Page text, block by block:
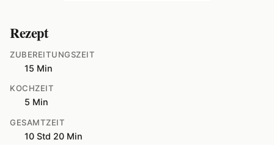
Rezept
ZUBEREITUNGSZEIT
15 Min
KOCHZEIT
5 Min
GESAMTZEIT
10 Std 20 Min